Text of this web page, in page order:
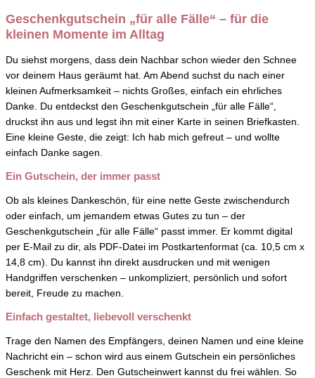
Geschenkgutschein „für alle Fälle“ – für die
kleinen Momente im Alltag
Du siehst morgens, dass dein Nachbar schon wieder den Schnee
vor deinem Haus geräumt hat. Am Abend suchst du nach einer
kleinen Aufmerksamkeit – nichts Großes, einfach ein ehrliches
Danke. Du entdeckst den Geschenkgutschein „für alle Fälle“,
druckst ihn aus und legst ihn mit einer Karte in seinen Briefkasten.
Eine kleine Geste, die zeigt: Ich hab mich gefreut – und wollte
einfach Danke sagen.
Ein Gutschein, der immer passt
Ob als kleines Dankeschön, für eine nette Geste zwischendurch
oder einfach, um jemandem etwas Gutes zu tun – der
Geschenkgutschein „für alle Fälle“ passt immer. Er kommt digital
per E-Mail zu dir, als PDF-Datei im Postkartenformat (ca. 10,5 cm x
14,8 cm). Du kannst ihn direkt ausdrucken und mit wenigen
Handgriffen verschenken – unkompliziert, persönlich und sofort
bereit, Freude zu machen.
Einfach gestaltet, liebevoll verschenkt
Trage den Namen des Empfängers, deinen Namen und eine kleine
Nachricht ein – schon wird aus einem Gutschein ein persönliches
Geschenk mit Herz. Den Gutscheinwert kannst du frei wählen. So